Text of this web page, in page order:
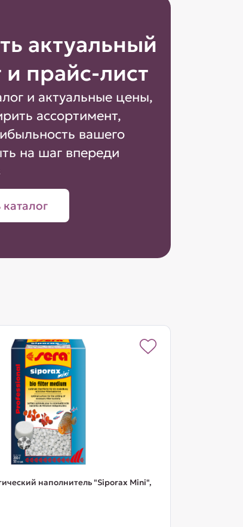
актуальный
и прайс-лист
и актуальные цены,
ассортимент,
вашего
на шаг впереди
наполнитель "Siporax Mini",